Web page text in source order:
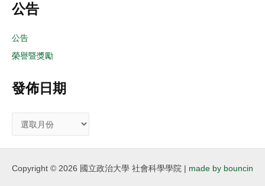
公告
公告
榮譽暨獎勵
發佈日期
Copyright © 2026 國立政治大學 社會科學學院 | made by bouncin